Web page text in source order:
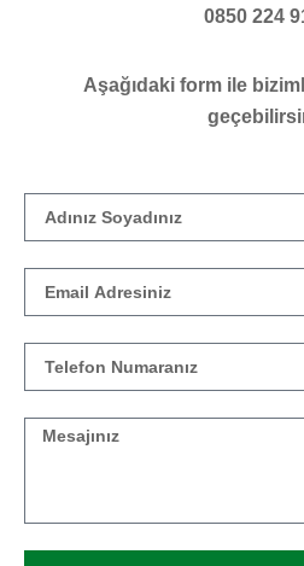
0850 224
Aşağıdaki form ile